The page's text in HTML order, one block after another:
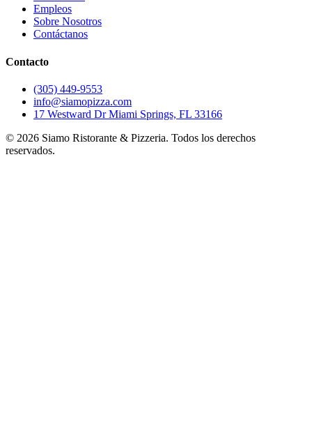
Empleos
Sobre Nosotros
Contáctanos
Contacto
(305) 449-9553
info@siamopizza.com
17 Westward Dr Miami Springs, FL 33166
© 2026 Siamo Ristorante & Pizzeria. Todos los derechos
reservados.